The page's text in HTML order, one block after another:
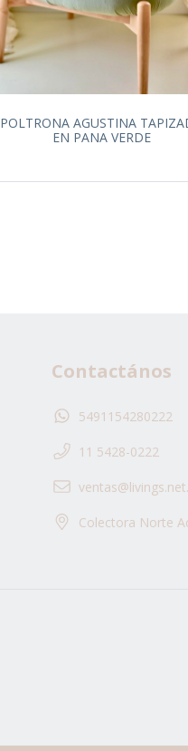
POLTRONA AGUSTINA
EN PANA VERDE
Contactános
5491154280222
11 5428-0222
Colectora Norte